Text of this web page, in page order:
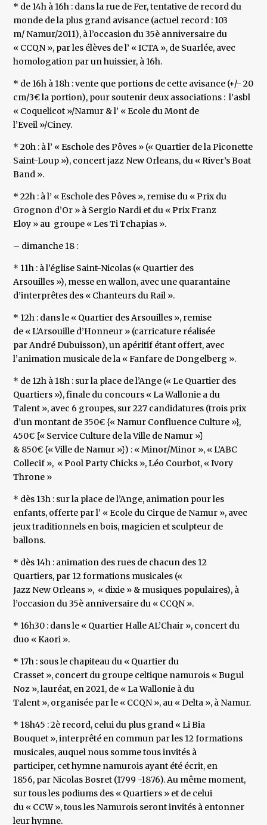
* de 14h à 16h : dans la rue de Fer, tentative de record du
monde de la plus grand avisance (actuel record : 103
m/ Namur/2011), à l’occasion du 35è anniversaire du
« CCQN », par les élèves de l’ « ICTA », de Suarlée, avec
homologation par un huissier, à 16h.
* de 16h à 18h : vente que portions de cette avisance (+/- 20
cm/3€ la portion), pour soutenir deux associations : l’asbl
« Coquelicot »/Namur & l’ « Ecole du Mont de
l’Eveil »/Ciney.
* 20h : à l’ « Eschole des Pôves » (« Quartier de la Piconette
Saint-Loup »), concert jazz New Orleans, du « River’s Boat
Band ».
* 22h : à l’ « Eschole des Pôves », remise du « Prix du
Grognon d’Or » à Sergio Nardi et du « Prix Franz
Eloy » au groupe « Les Ti Tchapias ».
– dimanche 18 :
* 11h : à l’église Saint-Nicolas (« Quartier des
Arsouilles »), messe en wallon, avec une quarantaine
d’interprêtes des « Chanteurs du Rail ».
* 12h : dans le « Quartier des Arsouilles », remise
de « L’Arsouille d’Honneur » (carricature réalisée
par André Dubuisson), un apéritif étant offert, avec
l’animation musicale de la « Fanfare de Dongelberg ».
* de 12h à 18h : sur la place de l’Ange (« Le Quartier des
Quartiers »), finale du concours « La Wallonie a du
Talent », avec 6 groupes, sur 227 candidatures (trois prix
d’un montant de 350€ {« Namur Confluence Culture »},
450€ {« Service Culture de la Ville de Namur »}
& 850€ {« Ville de Namur »}) : « Minor/Minor », « L’ABC
Collecif », « Pool Party Chicks », Léo Courbot, « Ivory
Throne »
* dès 13h : sur la place de l’Ange, animation pour les
enfants, offerte par l’ « Ecole du Cirque de Namur », avec
jeux traditionnels en bois, magicien et sculpteur de
ballons.
* dès 14h : animation des rues de chacun des 12
Quartiers, par 12 formations musicales («
Jazz New Orleans », « dixie » & musiques populaires), à
l’occasion du 35è anniversaire du « CCQN ».
* 16h30 : dans le « Quartier Halle AL’Chair », concert du
duo « Kaori ».
* 17h : sous le chapiteau du « Quartier du
Crasset », concert du groupe celtique namurois « Bugul
Noz », lauréat, en 2021, de « La Wallonie à du
Talent », organisée par le « CCQN », au « Delta », à Namur.
* 18h45 : 2è record, celui du plus grand « Li Bia
Bouquet », interprêté en commun par les 12 formations
musicales, auquel nous somme tous invités à
participer, cet hymne namurois ayant été écrit, en
1856, par Nicolas Bosret (1799 -1876). Au même moment,
sur tous les podiums des « Quartiers » et de celui
du « CCW », tous les Namurois seront invités à entonner
leur hymne.